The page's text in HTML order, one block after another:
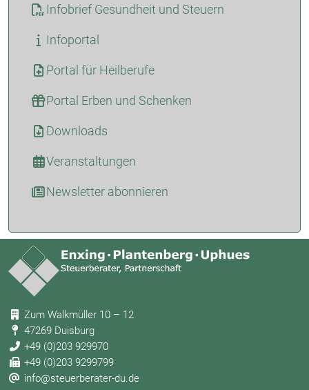
Infobrief Gesundheit und Steuern
Infoportal
Portal für Heilberufe
Portal Erben und Schenken
Downloads
Veranstaltungen
Newsletter abonnieren
Zum Walkmüller 10 – 12
47269 Duisburg
+49 (0)203 929970
+49 (0)203 9299799
info@steuerberater-du.de